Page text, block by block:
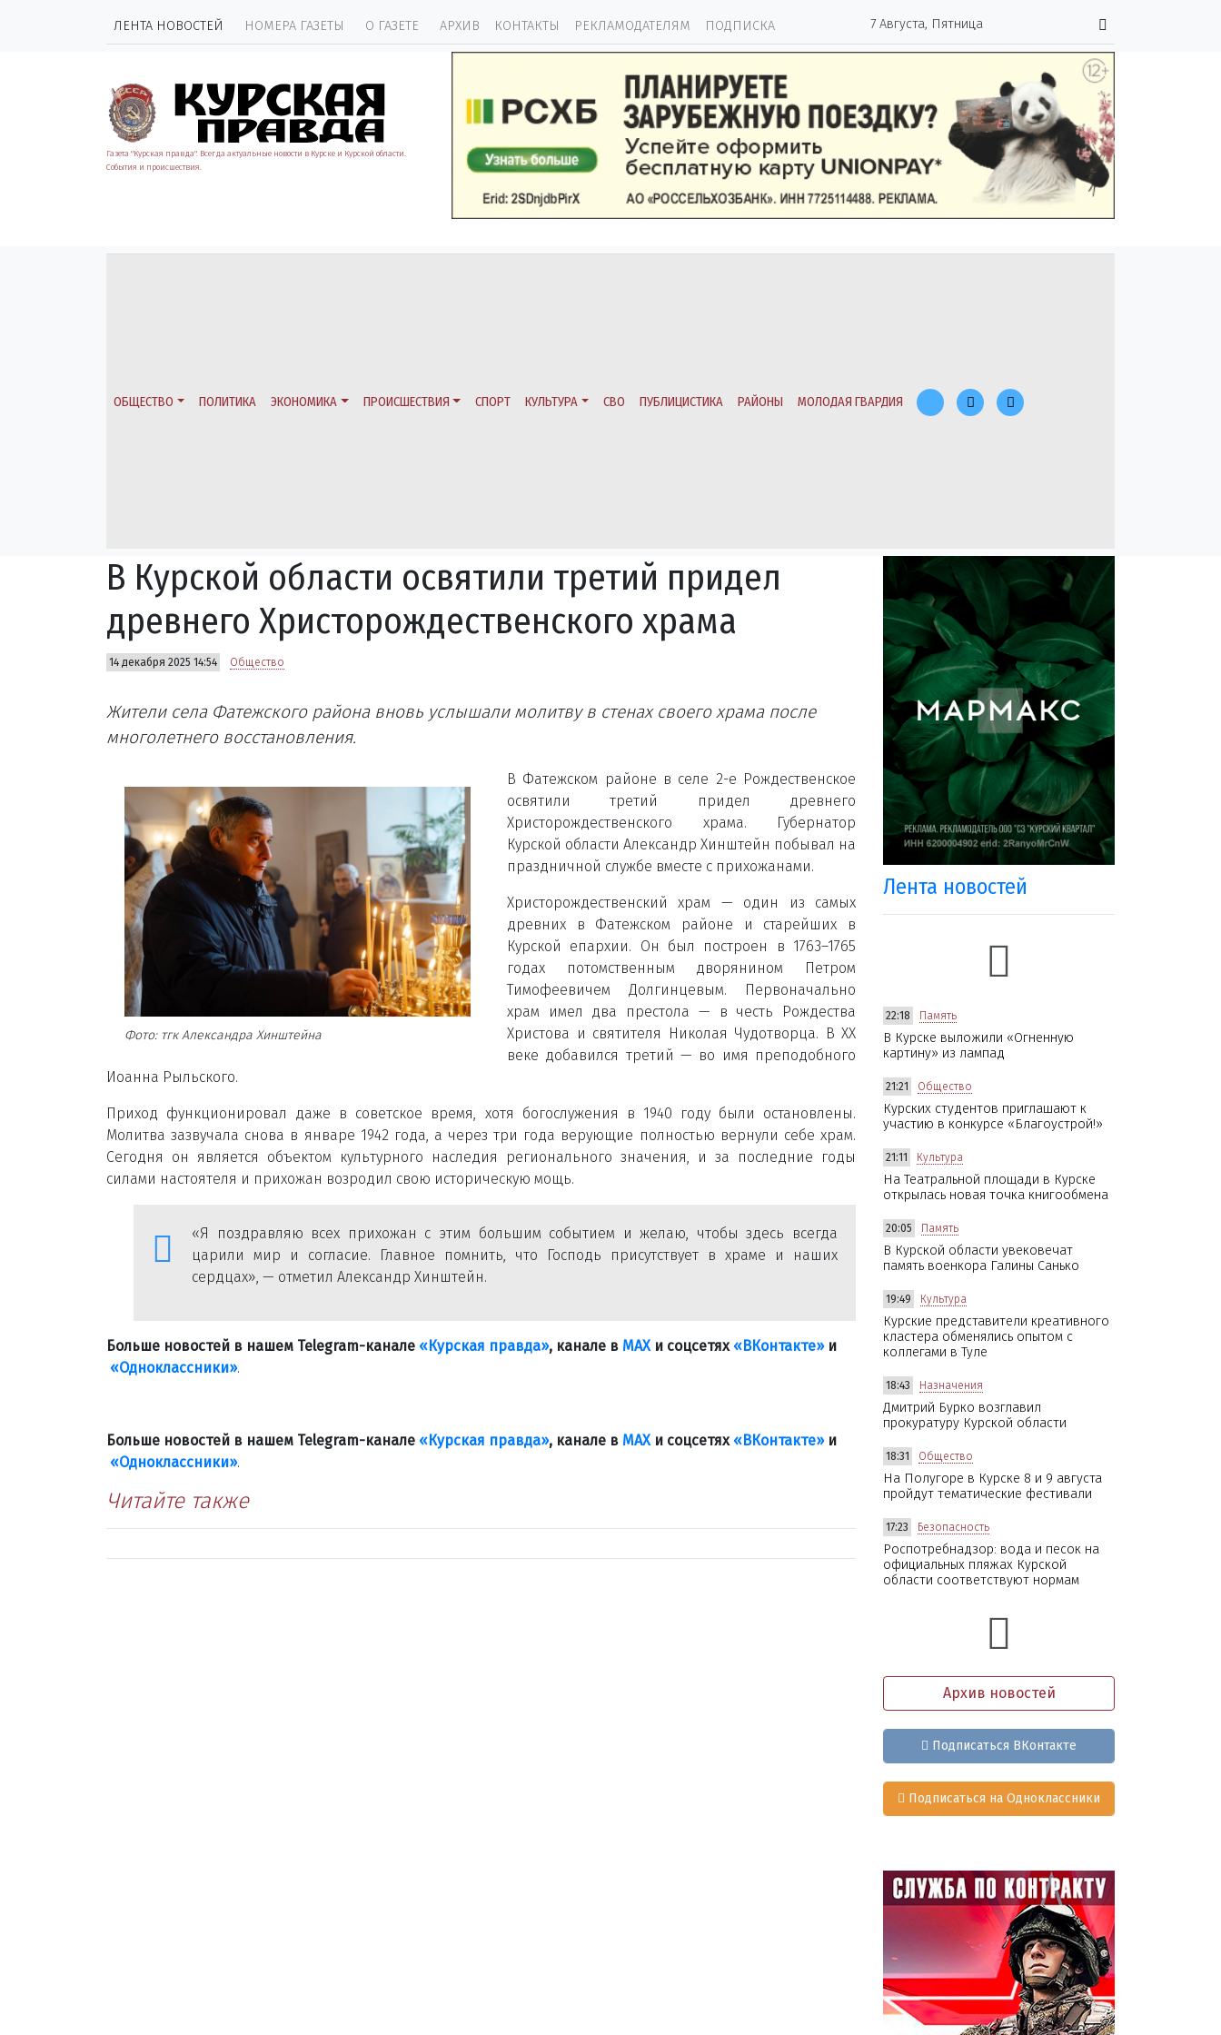
ЛЕНТА НОВОСТЕЙ НОМЕРА ГАЗЕТЫ О ГАЗЕТЕ АРХИВ КОНТАКТЫ РЕКЛАМОДАТЕЛЯМ ПОДПИСКА 7 Августа, Пятница
Газета "Курская правда". Всегда актуальные новости в Курске и Курской области.
События и происшествия.
ОБЩЕСТВО ПОЛИТИКА ЭКОНОМИКА ПРОИСШЕСТВИЯ СПОРТ КУЛЬТУРА СВО ПУБЛИЦИСТИКА РАЙОНЫ МОЛОДАЯ ГВАРДИЯ
В Курской области освятили третий придел
древнего Христорождественского храма
14 декабря 2025 14:54 Общество
Жители села Фатежского района вновь услышали молитву в стенах своего храма после
многолетнего восстановления.
Фото: тгк Александра Хинштейна
В Фатежском районе в селе 2-е Рождественское
освятили третий придел древнего
Христорождественского храма. Губернатор
Курской области Александр Хинштейн побывал на
праздничной службе вместе с прихожанами.
Христорождественский храм — один из самых
древних в Фатежском районе и старейших в
Курской епархии. Он был построен в 1763–1765
годах потомственным дворянином Петром
Тимофеевичем Долгинцевым. Первоначально
храм имел два престола — в честь Рождества
Христова и святителя Николая Чудотворца. В XX
веке добавился третий — во имя преподобного
Иоанна Рыльского.
Приход функционировал даже в советское время, хотя богослужения в 1940 году были остановлены.
Молитва зазвучала снова в январе 1942 года, а через три года верующие полностью вернули себе храм.
Сегодня он является объектом культурного наследия регионального значения, и за последние годы
силами настоятеля и прихожан возродил свою историческую мощь.
«Я поздравляю всех прихожан с этим большим событием и желаю, чтобы здесь всегда
царили мир и согласие. Главное помнить, что Господь присутствует в храме и наших
сердцах», — отметил Александр Хинштейн.
Больше новостей в нашем Telegram-канале «Курская правда», канале в МАХ и соцсетях «ВКонтакте»и
«Одноклассники».
Больше новостей в нашем Telegram-канале «Курская правда», канале в МАХ и соцсетях «ВКонтакте»и
«Одноклассники».
Читайте также
Лента новостей
22:18 Память
В Курске выложили «Огненную
картину» из лампад
21:21 Общество
Курских студентов приглашают к
участию в конкурсе «Благоустрой!»
21:11 Культура
На Театральной площади в Курске
открылась новая точка книгообмена
20:05 Память
В Курской области увековечат
память военкора Галины Санько
19:49 Культура
Курские представители креативного
кластера обменялись опытом с
коллегами в Туле
18:43 Назначения
Дмитрий Бурко возглавил
прокуратуру Курской области
18:31 Общество
На Полугоре в Курске 8 и 9 августа
пройдут тематические фестивали
17:23 Безопасность
Роспотребнадзор: вода и песок на
официальных пляжах Курской
области соответствуют нормам
Архив новостей
Подписаться ВКонтакте
Подписаться на Одноклассники